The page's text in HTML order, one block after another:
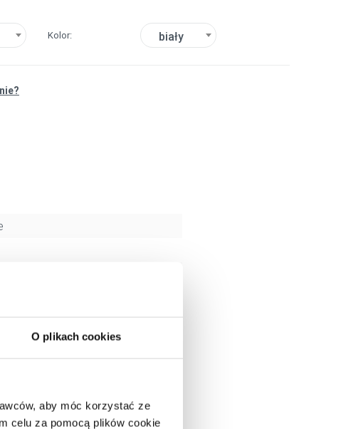
O plikach cookies
aby móc korzystać ze
celu za pomocą plików cookie
Kolor biały